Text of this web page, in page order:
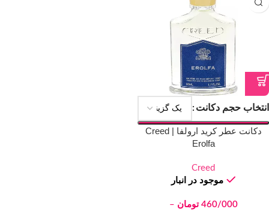
انتخاب حجم دکانت
دکانت عطر کرید ارولفا | Creed
Erolfa
Creed
موجود در انبار
460/000 تومان –